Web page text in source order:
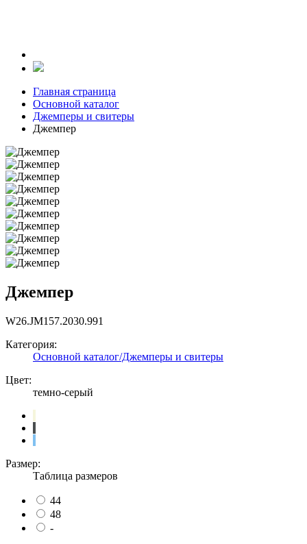
Главная страница
Основной каталог
Джемперы и свитеры
Джемпер
Джемпер
W26.JM157.2030.991
Категория:
Основной каталог/Джемперы и свитеры
Цвет:
темно-серый
Размер:
Таблица размеров
44
48
-